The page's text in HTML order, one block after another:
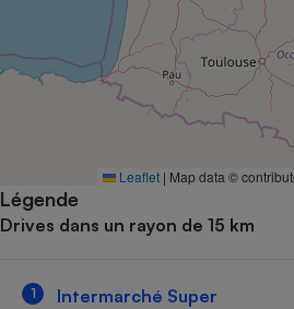
Leaflet | Map data ©
Légende
Drives dans un rayon de 15 km
1 Intermarché Super